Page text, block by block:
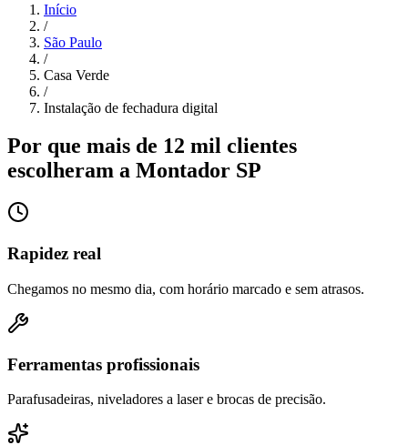
Início
/
São Paulo
/
Casa Verde
/
Instalação de fechadura digital
Por que mais de 12 mil clientes
escolheram a Montador SP
Rapidez real
Chegamos no mesmo dia, com horário marcado e sem atrasos.
Ferramentas profissionais
Parafusadeiras, niveladores a laser e brocas de precisão.